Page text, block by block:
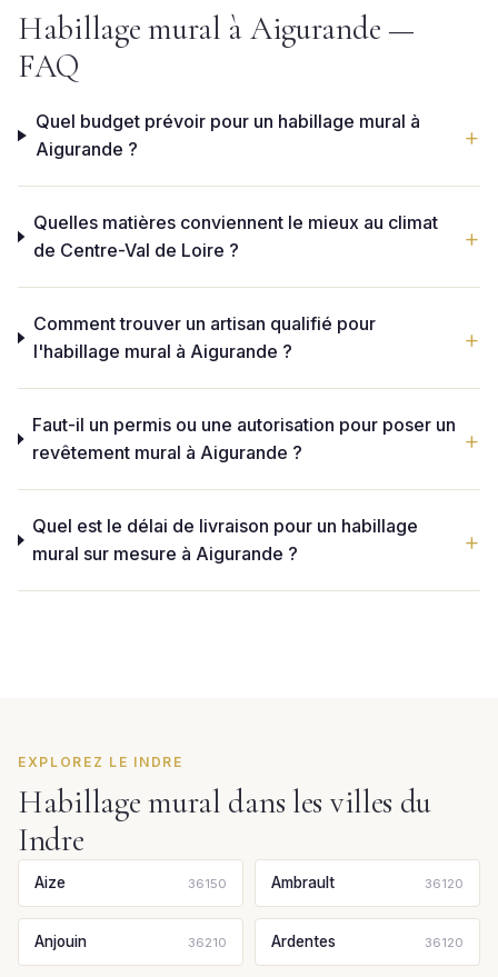
Habillage mural à Aigurande —
FAQ
Quel budget prévoir pour un habillage mural à
Aigurande ?
Quelles matières conviennent le mieux au climat
de Centre-Val de Loire ?
Comment trouver un artisan qualifié pour
l'habillage mural à Aigurande ?
Faut-il un permis ou une autorisation pour poser un
revêtement mural à Aigurande ?
Quel est le délai de livraison pour un habillage
mural sur mesure à Aigurande ?
EXPLOREZ LE INDRE
Habillage mural dans les villes du
Indre
Aize 36150 Ambrault 36120
Anjouin 36210 Ardentes 36120